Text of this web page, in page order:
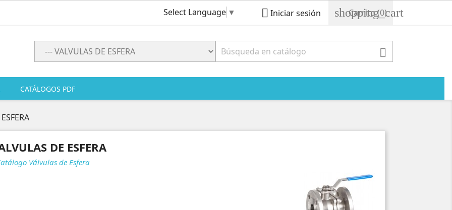
Select Language ▼  Iniciar sesión shopping_cart
Carrito(0)

CATÁLOGOS PDF
DE ESFERA
Válvulas de Esfera